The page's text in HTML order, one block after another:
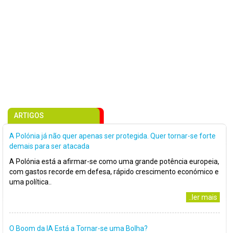
ARTIGOS
A Polónia já não quer apenas ser protegida. Quer tornar-se forte
demais para ser atacada
A Polónia está a afirmar-se como uma grande potência europeia,
com gastos recorde em defesa, rápido crescimento económico e
uma política..
..ler mais
O Boom da IA Está a Tornar-se uma Bolha?